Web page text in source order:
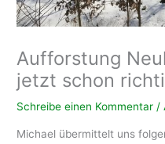
Aufforstung
jetzt schon
Schreibe einen Kommentar /
Michael übermittelt uns